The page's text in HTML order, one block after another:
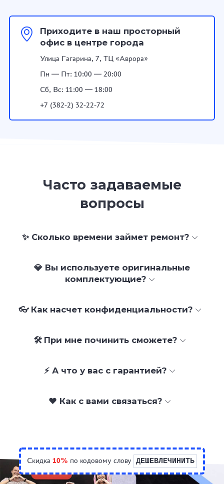
Приходите в наш просторный
офис в центре города
Улица Гагарина, 7, ТЦ «Аврора»
Пн — Пт: 10:00 — 20:00
Сб, Вс: 11:00 — 18:00
+7 (382-2) 32-22-72
Часто задаваемые
вопросы
✨ Сколько времени займет ремонт?
💎 Вы используете оригинальные
комплектующие?
👓 Как насчет конфиденциальности?
🛠 При мне починить сможете?
⚡ А что у вас с гарантией?
❤️ Как с вами связаться?
Скидка 10% по кодовому слову ДЕШЕВЛЕЧИНИТЬ